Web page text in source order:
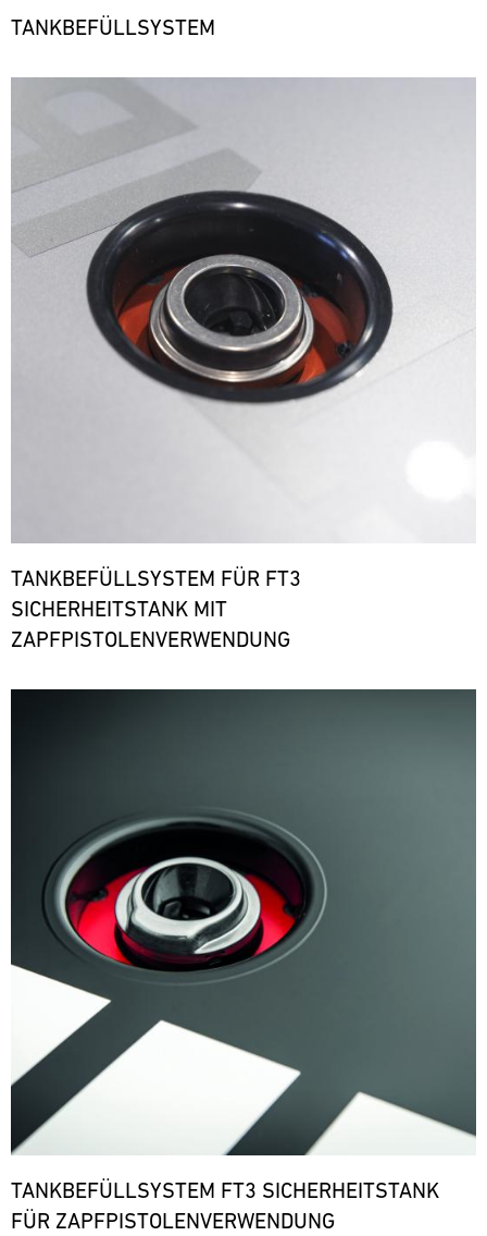
TANKBEFÜLLSYSTEM
TANKBEFÜLLSYSTEM FÜR FT3
SICHERHEITSTANK MIT
ZAPFPISTOLENVERWENDUNG
TANKBEFÜLLSYSTEM FT3 SICHERHEITSTANK
FÜR ZAPFPISTOLENVERWENDUNG